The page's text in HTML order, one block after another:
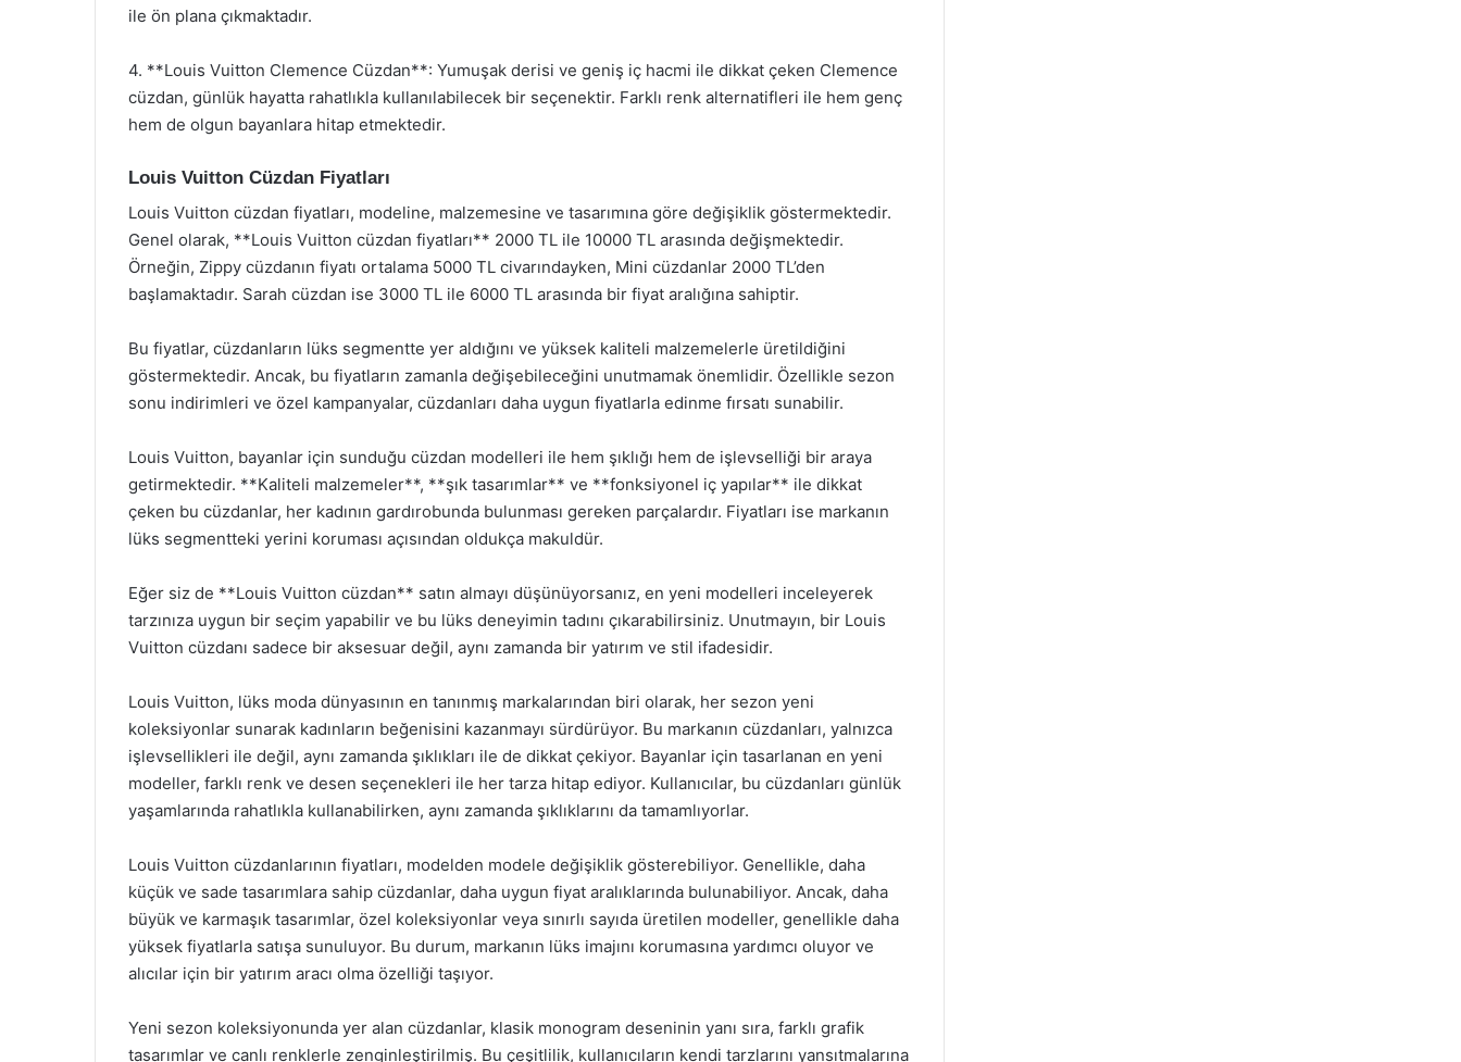
ile ön plana çıkmaktadır.
4. **Louis Vuitton Clemence Cüzdan**: Yumuşak derisi ve geniş iç hacmi ile dikkat çeken Clemence
cüzdan, günlük hayatta rahatlıkla kullanılabilecek bir seçenektir. Farklı renk alternatifleri ile hem genç
hem de olgun bayanlara hitap etmektedir.
Louis Vuitton Cüzdan Fiyatları
Louis Vuitton cüzdan fiyatları, modeline, malzemesine ve tasarımına göre değişiklik göstermektedir.
Genel olarak, **Louis Vuitton cüzdan fiyatları** 2000 TL ile 10000 TL arasında değişmektedir.
Örneğin, Zippy cüzdanın fiyatı ortalama 5000 TL civarındayken, Mini cüzdanlar 2000 TL’den
başlamaktadır. Sarah cüzdan ise 3000 TL ile 6000 TL arasında bir fiyat aralığına sahiptir.
Bu fiyatlar, cüzdanların lüks segmentte yer aldığını ve yüksek kaliteli malzemelerle üretildiğini
göstermektedir. Ancak, bu fiyatların zamanla değişebileceğini unutmamak önemlidir. Özellikle sezon
sonu indirimleri ve özel kampanyalar, cüzdanları daha uygun fiyatlarla edinme fırsatı sunabilir.
Louis Vuitton, bayanlar için sunduğu cüzdan modelleri ile hem şıklığı hem de işlevselliği bir araya
getirmektedir. **Kaliteli malzemeler**, **şık tasarımlar** ve **fonksiyonel iç yapılar** ile dikkat
çeken bu cüzdanlar, her kadının gardırobunda bulunması gereken parçalardır. Fiyatları ise markanın
lüks segmentteki yerini koruması açısından oldukça makuldür.
Eğer siz de **Louis Vuitton cüzdan** satın almayı düşünüyorsanız, en yeni modelleri inceleyerek
tarzınıza uygun bir seçim yapabilir ve bu lüks deneyimin tadını çıkarabilirsiniz. Unutmayın, bir Louis
Vuitton cüzdanı sadece bir aksesuar değil, aynı zamanda bir yatırım ve stil ifadesidir.
Louis Vuitton, lüks moda dünyasının en tanınmış markalarından biri olarak, her sezon yeni
koleksiyonlar sunarak kadınların beğenisini kazanmayı sürdürüyor. Bu markanın cüzdanları, yalnızca
işlevsellikleri ile değil, aynı zamanda şıklıkları ile de dikkat çekiyor. Bayanlar için tasarlanan en yeni
modeller, farklı renk ve desen seçenekleri ile her tarza hitap ediyor. Kullanıcılar, bu cüzdanları günlük
yaşamlarında rahatlıkla kullanabilirken, aynı zamanda şıklıklarını da tamamlıyorlar.
Louis Vuitton cüzdanlarının fiyatları, modelden modele değişiklik gösterebiliyor. Genellikle, daha
küçük ve sade tasarımlara sahip cüzdanlar, daha uygun fiyat aralıklarında bulunabiliyor. Ancak, daha
büyük ve karmaşık tasarımlar, özel koleksiyonlar veya sınırlı sayıda üretilen modeller, genellikle daha
yüksek fiyatlarla satışa sunuluyor. Bu durum, markanın lüks imajını korumasına yardımcı oluyor ve
alıcılar için bir yatırım aracı olma özelliği taşıyor.
Yeni sezon koleksiyonunda yer alan cüzdanlar, klasik monogram deseninin yanı sıra, farklı grafik
tasarımlar ve canlı renklerle zenginleştirilmiş. Bu çeşitlilik, kullanıcıların kendi tarzlarını yansıtmalarına